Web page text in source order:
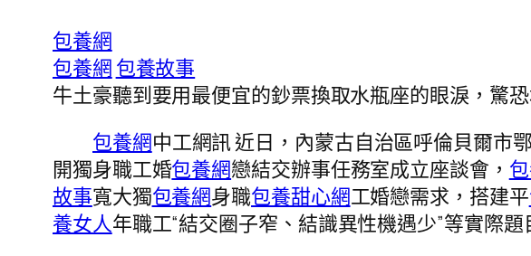
包養網
包養網 包養故事
牛土豪聽到要用最便宜的鈔票換取水瓶座的眼淚，驚
包養網中工網訊 近日，內蒙古自治區呼倫貝爾市
開獨身職工婚包養網戀結交辦事任務室成立座談會，
故事寬大獨包養網身職包養甜心網工婚戀需求，搭建平
養女人年職工“結交圈子窄、結識異性機遇少”等實際題